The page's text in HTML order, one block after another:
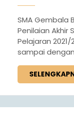
SMA Gembala Baik kembali menyelenggarakan
Penilaian Akhir
Pelajaran 2021/
sampai dengan